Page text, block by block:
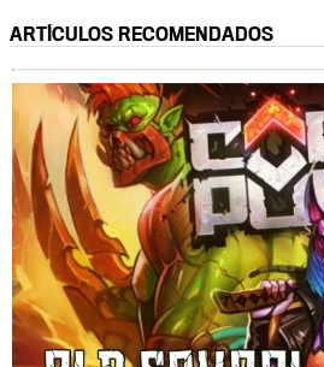
ARTÍCULOS RECOMENDADOS